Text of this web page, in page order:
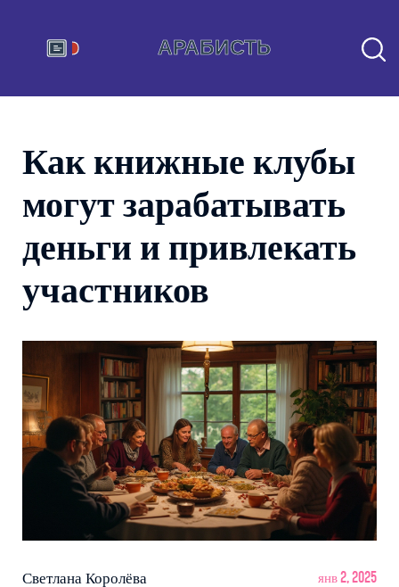
Как книжные клубы
могут зарабатывать
деньги и привлекать
участников
Светлана Королёва янв 2, 2025